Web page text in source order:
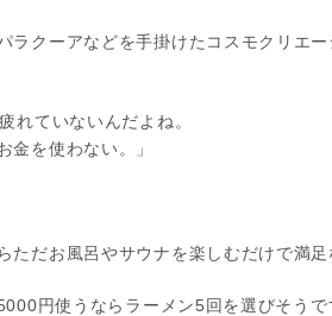
ラクーアなどを手掛けたコスモクリエ
れていないんだよね。
を使わない。」
ただお風呂やサウナを楽しむだけで満足
円使うならラーメン5回を選びそう